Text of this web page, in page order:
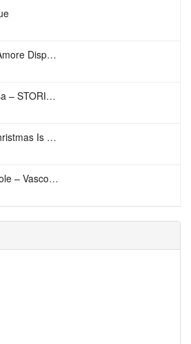
Achille Lauro – Amore Disperato
Tananai, Annalisa – STORIE BREVI
All I Want For Christmas Is You – Mariah Carey
Come Nelle Favole – Vasco Rossi